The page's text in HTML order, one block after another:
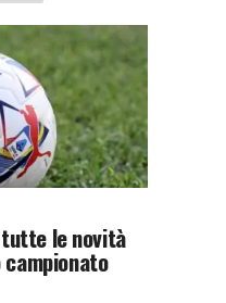
le novità